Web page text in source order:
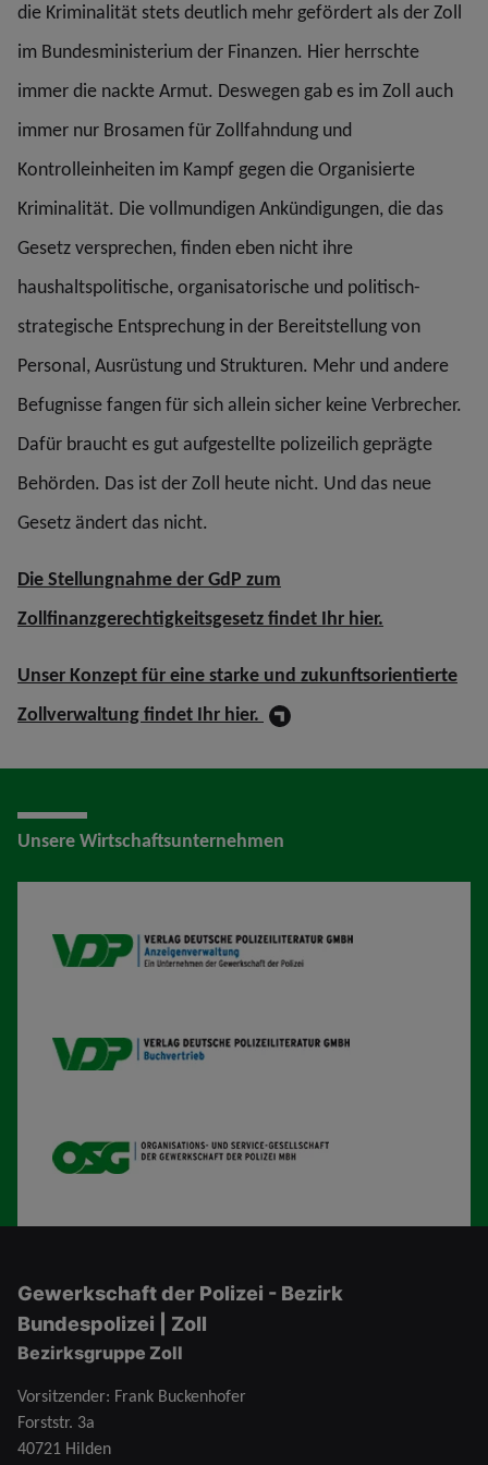
die Kriminalität stets deutlich mehr gefördert als der Zoll
im Bundesministerium der Finanzen. Hier herrschte
immer die nackte Armut. Deswegen gab es im Zoll auch
immer nur Brosamen für Zollfahndung und
Kontrolleinheiten im Kampf gegen die Organisierte
Kriminalität. Die vollmundigen Ankündigungen, die das
Gesetz versprechen, finden eben nicht ihre
haushaltspolitische, organisatorische und politisch-
strategische Entsprechung in der Bereitstellung von
Personal, Ausrüstung und Strukturen. Mehr und andere
Befugnisse fangen für sich allein sicher keine Verbrecher.
Dafür braucht es gut aufgestellte polizeilich geprägte
Behörden. Das ist der Zoll heute nicht. Und das neue
Gesetz ändert das nicht.
Die Stellungnahme der GdP zum
Zollfinanzgerechtigkeitsgesetz findet Ihr hier.
Unser Konzept für eine starke und zukunftsorientierte
Zollverwaltung findet Ihr hier.
Unsere Wirtschaftsunternehmen
VDP AV
VDP B
OSG
Gewerkschaft der Polizei - Bezirk
Bundespolizei | Zoll
Bezirksgruppe Zoll
Vorsitzender: Frank Buckenhofer
Forststr. 3a
40721 Hilden